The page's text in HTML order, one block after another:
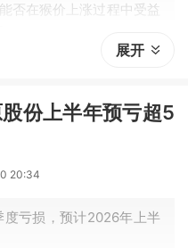
在猴价上涨过程中受益
猴价格大概率还在高位
展开
份上半年预亏超5
20:34
亏损，预计2026年上半